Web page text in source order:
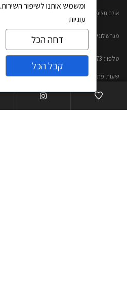
אולם תצוגה : דיזיין סנטר, הלח"י 2 בני ברק קומה 2​
מגרש לוגיסטי: שמעיה ואבטליון 2 פתח תקווה
טלפון: 0777299873​
שעות פתיחה: א'-ה' 20:00 – 10:00​​ שישי- 09:30-13:00
מדיניות פרטיות ותנאי שימוש
ומשמש אותנו לשיפור השירות.
עוגיות
דחה הכל
קבל הכל